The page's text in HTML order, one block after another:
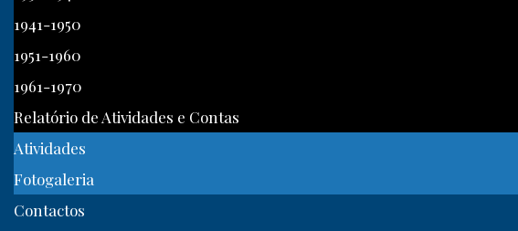
1941-1950
1951-1960
1961-1970
Relatório de Atividades e Contas
Atividades
Fotogaleria
Contactos